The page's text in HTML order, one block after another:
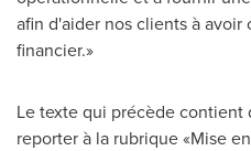
afin d'aider nos clients à
financier.»
Le texte qui précède contient
reporter à la rubrique «Mise